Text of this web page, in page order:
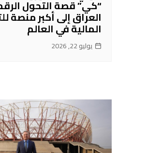
“كي” قصة التحول
العراق إلى أكبر منصة
المالية في العالم
يوليو 22, 2026